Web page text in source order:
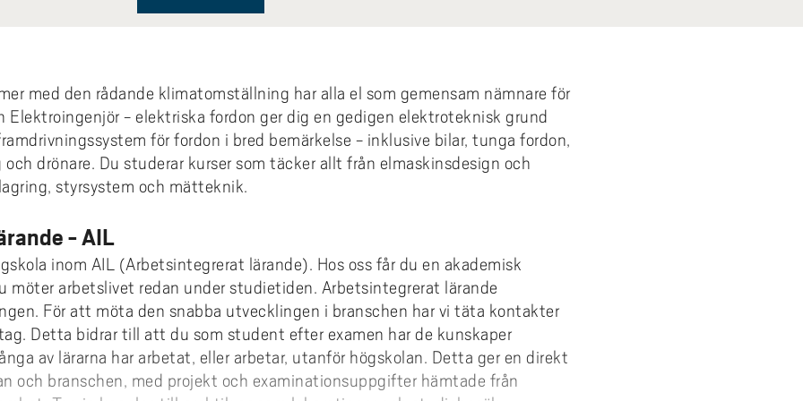
med den rådande klimatomställning har alla el som gemensam nämnare för
- elektriska fordon ger dig en gedigen elektroteknisk grund
för fordon i bred bemärkelse - inklusive bilar, tunga fordon,
drönare. Du studerar kurser som täcker allt från elmaskinsdesign och
styrsystem och mätteknik.
- AIL
inom AIL (Arbetsintegrerat lärande). Hos oss får du en akademisk
möter arbetslivet redan under studietiden. Arbetsintegrerat lärande
För att möta den snabba utvecklingen i branschen har vi täta kontakter
Detta bidrar till att du som student efter examen har de kunskaper
av lärarna har arbetat, eller arbetar, utanför högskolan. Detta ger en direkt
och branschen, med projekt och examinationsuppgifter hämtade från